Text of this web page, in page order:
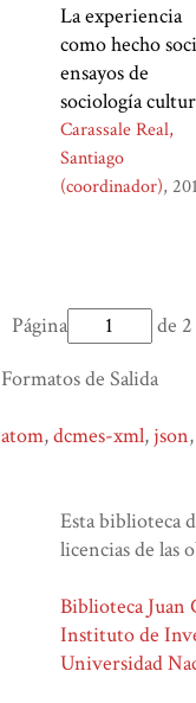
La experiencia
como hecho
ensayos de
sociología
Carassale Real,
Santiago
(coordinador)
Página de 2
Formatos de Salida
atom,dcmes-xml, json,
Esta biblioteca
licencias de las
Biblioteca Juan
Instituto de
Universidad